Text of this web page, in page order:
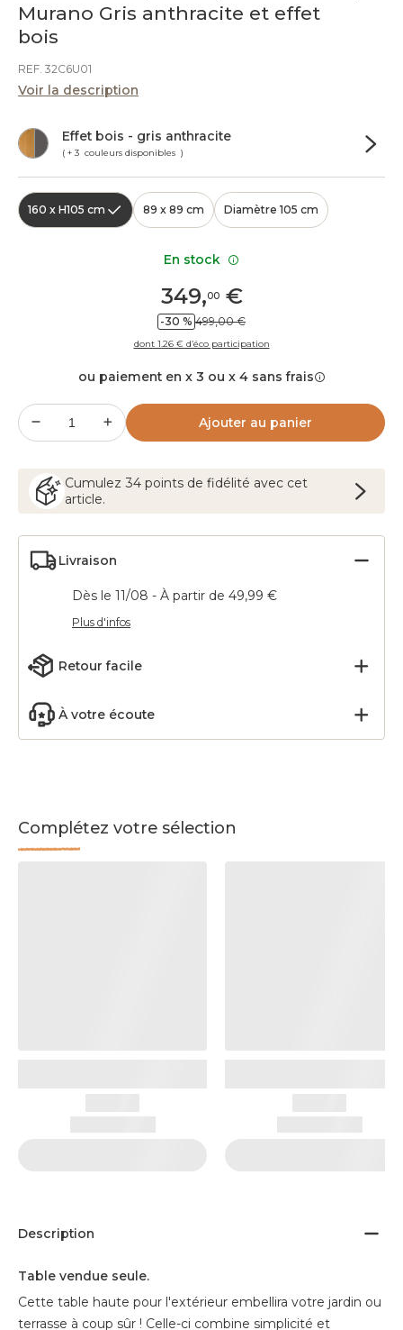
Murano Gris anthracite et effet
bois
REF. 32C6U01
Voir la description
Effet bois - gris anthracite
( + 3 couleurs disponibles )
160 x H105 cm 89 x 89 cm Diamètre 105 cm
349,00€
-30 % 499,00 €
dont 1.26 € d’éco participation
ou paiement en x 3 ou x 4 sans frais
Ajouter au panier
Cumulez 34 points de fidélité avec cet
article.
Livraison
Dès le 11/08 - À partir de 49,99 €
Plus d'infos
Retour facile
À votre écoute
Complétez votre sélection
Description
Table vendue seule.
Cette table haute pour l'extérieur embellira votre jardin ou
terrasse à coup sûr ! Celle-ci combine simplicité et